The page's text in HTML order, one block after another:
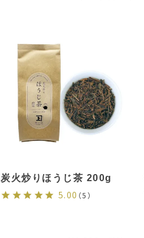
炭火炒りほうじ茶 200g
5.00 （5）